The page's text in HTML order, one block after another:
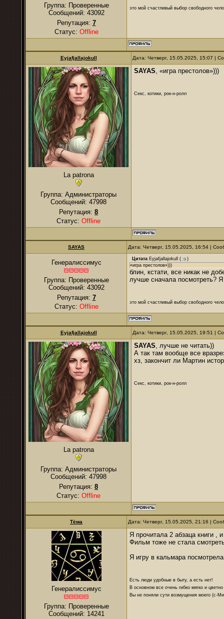
Группа: Проверенные
Сообщений: 43092
Репутация: 7
Статус: Offline
это мой счастливый выбор свободного
Eyjafjallajokull Дата: Четверг, 15.05.2025, 15:07 |
La patrona
Группа: Администраторы
Сообщений: 47998
Репутация: 8
Статус: Offline
SAYAS, «игра престолов»)))
Секс, котики, рок-н-ролл
SAYAS Дата: Четверг, 15.05.2025, 16:54 |
Генералиссимус
Группа: Проверенные
Сообщений: 43092
Репутация: 7
Статус: Offline
Цитата Eyjafjallajokull (
)
«игра престолов»)))
блин, кстати, все никак не
лучше сначала посмотреть?
это мой счастливый выбор свободного
Eyjafjallajokull Дата: Четверг, 15.05.2025, 19:51 |
La patrona
Группа: Администраторы
Сообщений: 47998
Репутация: 8
Статус: Offline
SAYAS, лучше не читать))
А так там вообще все
хз, закончит ли Мартин
Секс, котики, рок-н-ролл
Тёма Дата: Четверг, 15.05.2025, 21:16 |
Генералиссимус
Группа: Проверенные
Сообщений: 14241
Я прочитала 2 абзаца книги ,
Фильм тоже не стала
Я игру в кальмара
Есть люди удобные в быту, а есть нет!
В основном все очень гибко мягко и цветно
Вы не поняли сути возмущения моего (с-